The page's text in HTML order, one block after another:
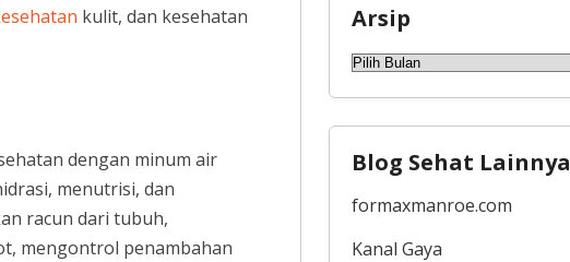
kulit, dan kesehatan
dengan minum air
menutrisi, dan
racun dari tubuh,
mengontrol penambahan
Arsip
Arsip
Blog Sehat Lainnya
formaxmanroe.com
Kanal Gaya